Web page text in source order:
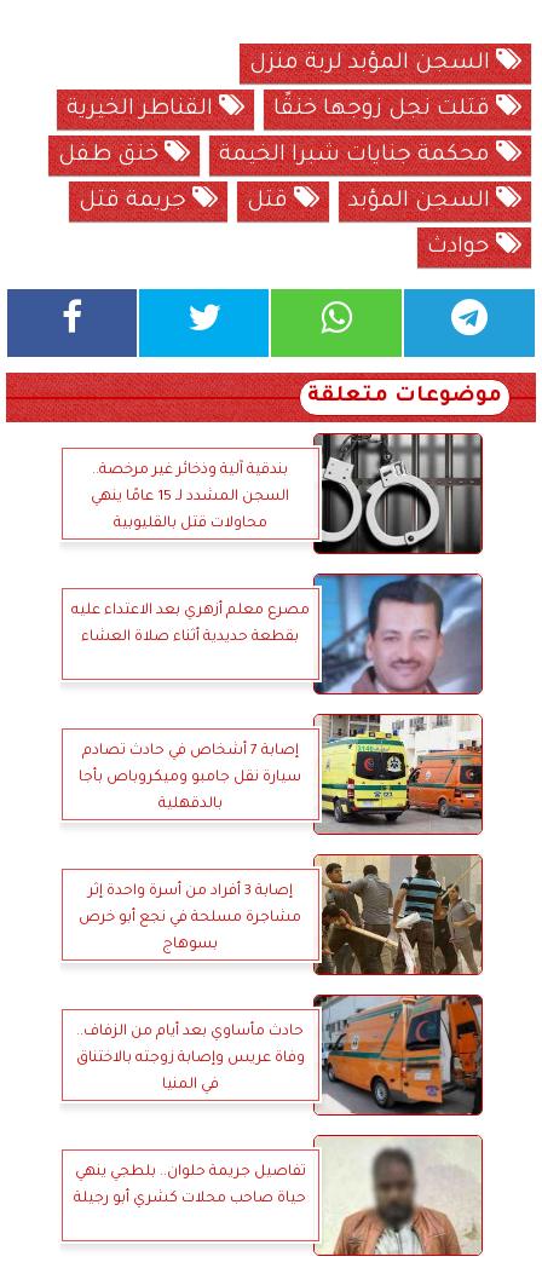
السجن المؤبد لربة منزل
قتلت نجل زوجها خنقًا
القناطر الخيرية
محكمة جنايات شبرا الخيمة
خنق طفل
السجن المؤبد
قتل
جريمة قتل
حوادث
موضوعات متعلقة
بندقية آلية وذخائر غير مرخصة..
السجن المشدد لـ 15 عامًا ينهي
محاولات قتل بالقليوبية
مصرع معلم أزهري بعد الاعتداء عليه
بقطعة حديدية أثناء صلاة العشاء
إصابة 7 أشخاص في حادث تصادم
سيارة نقل جامبو وميكروباص بأجا
بالدقهلية
إصابة 3 أفراد من أسرة واحدة إثر
مشاجرة مسلحة في نجع أبو خرص
بسوهاج
حادث مأساوي بعد أيام من الزفاف..
وفاة عريس وإصابة زوجته بالاختناق
في المنيا
تفاصيل جريمة حلوان.. بلطجي ينهي
حياة صاحب محلات كشري أبو رجيلة